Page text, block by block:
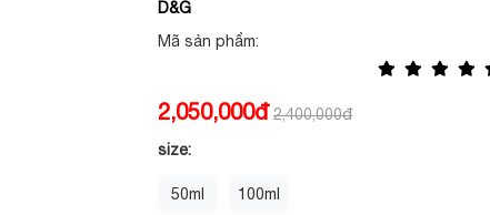
D&G
Mã sản phẩm:
2,050,000đ 2,400,000đ
size:
50ml 100ml